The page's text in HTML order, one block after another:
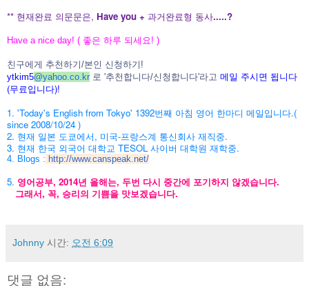
** 현재완료 의문문은, Have you + 과거완료형 동사.....?
Have a nice day! ( 좋은 하루 되세요! )
친구에게 추천하기/본인 신청하기!
ytkim5@yahoo.co.kr 로 '추천합니다/신청합니다'라고 메일 주시면 됩니다
(무료입니다)!
1. 'Today's English from Tokyo' 1392번째 아침 영어 한마디 메일입니다.(
since 2008/10/24 )
2. 현재 일본 도쿄에서, 미국-프랑스계 통신회사 재직중.
3. 현재 한국 외국어 대학교 TESOL 사이버 대학원 재학중.
4. Blogs : http://www.canspeak.net/
5. 영어공부, 2014년 올해는, 두번 다시 중간에 포기하지 않겠습니다.
그래서, 꼭, 승리의 기쁨을 맛보겠습니다.
Johnny 시간: 오전 6:09
댓글 없음: